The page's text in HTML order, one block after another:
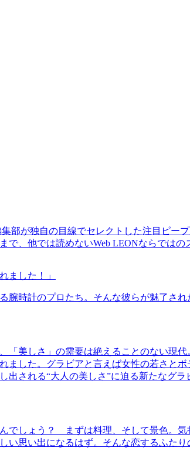
部が独自の目線でセレクトした注目ピー
で、他では読めないWeb LEONならではの
ました！」
腕時計のプロたち。そんな彼らが魅了さ
「美しさ」の需要は絶えることのない現
ました。グラビアと言えば女性の若さと
出される“大人の美しさ”に迫る新たなグラ
でしょう？ まずは料理、そして景色。
い思い出になるはず。そんな恋するふた